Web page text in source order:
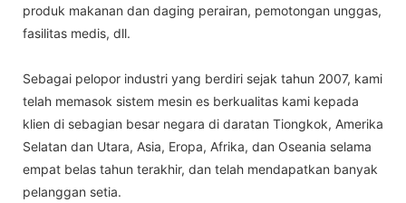
produk makanan dan daging perairan, pemotongan unggas,
fasilitas medis, dll.
Sebagai pelopor industri yang berdiri sejak tahun 2007, kami
telah memasok sistem mesin es berkualitas kami kepada
klien di sebagian besar negara di daratan Tiongkok, Amerika
Selatan dan Utara, Asia, Eropa, Afrika, dan Oseania selama
empat belas tahun terakhir, dan telah mendapatkan banyak
pelanggan setia.